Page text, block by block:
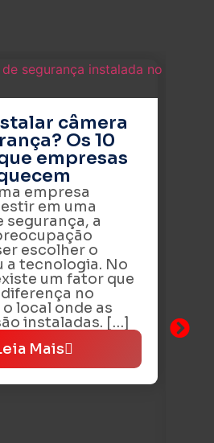
câmera
Os 10
empresas
empresa
em uma
segurança, a
escolher o
a tecnologia. No
um fator que
no
local onde as
instaladas. […]
Mais